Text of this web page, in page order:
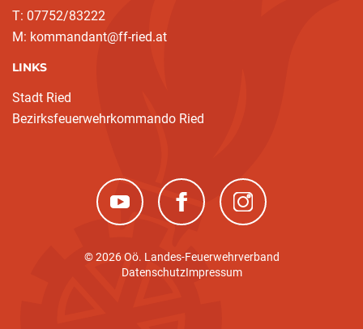
T: 07752/83222
M: kommandant@ff-ried.at
LINKS
Stadt Ried
Bezirksfeuerwehrkommando Ried
(neues Fenster)(neues Fenster)(neues Fenster)
© 2026 Oö. Landes-Feuerwehrverband
DatenschutzImpressum